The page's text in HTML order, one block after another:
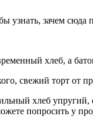
узнать, зачем
хлеб, а
свежий торт от
хлеб упругий,
попросить у